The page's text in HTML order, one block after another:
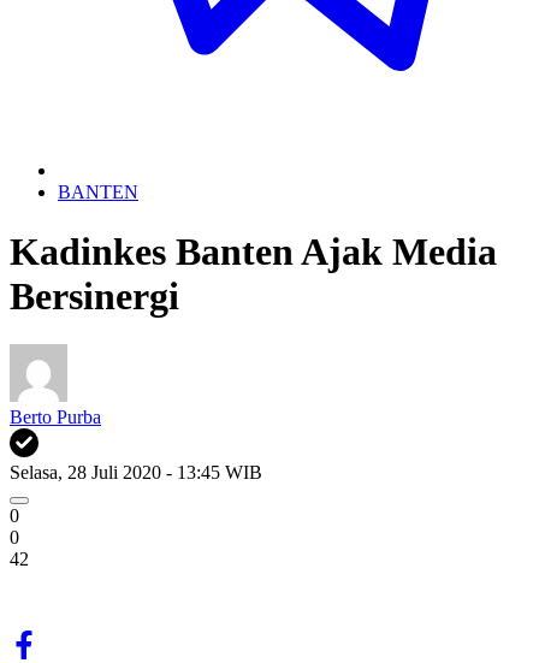
BANTEN
Kadinkes Banten Ajak Media
Bersinergi
Berto Purba
Selasa, 28 Juli 2020 - 13:45 WIB
0
0
42